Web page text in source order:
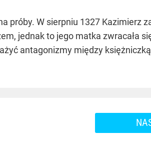
W sierpniu 1327 Kazimierz
jednak to jego matka zwracała
antagonizmy między